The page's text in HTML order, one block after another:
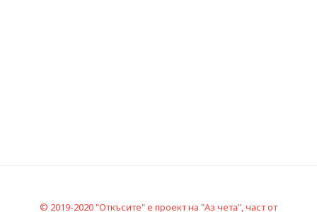
© 2019-2020 "Откъсите" е проект на "Аз чета", част от